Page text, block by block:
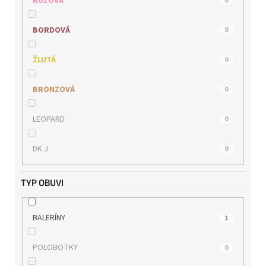
TAMARIS 0
WILD 0
BORDOVÁ 0
ŽLUTÁ 0
BRONZOVÁ 0
LEOPARD 0
DK J 0
TYP OBUVI
BALERÍNY 1
POLOBOTKY 0